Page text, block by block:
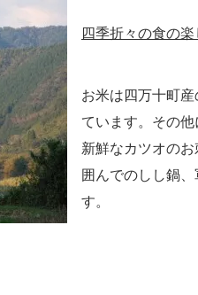
四季折々の食の楽
お米は四万十町
ています。その
新鮮なカツオの
囲んでのしし鍋
す。